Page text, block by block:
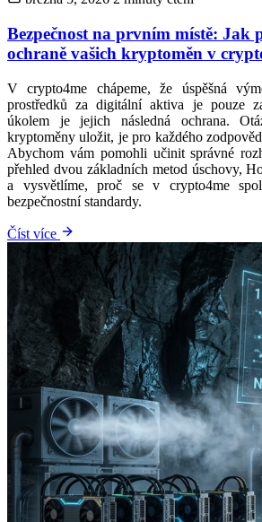
Bezpečnost na prvním místě: Jak
ochraně vašich kryptoměn v
V crypto4me chápeme, že úspěšná
prostředků za digitální aktiva je pouze
úkolem je jejich následná ochrana.
kryptoměny uložit, je pro každého
Abychom vám pomohli učinit správné
přehled dvou základních metod úschovy,
a vysvětlíme, proč se v crypto4me
bezpečnostní standardy.
Číst více